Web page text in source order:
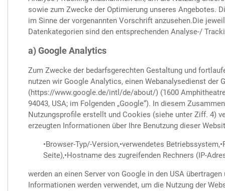
sowie zum Zwecke der Optimierung unseres Angebotes.
im Sinne der vorgenannten Vorschrift anzusehen.Die
Datenkategorien sind den entsprechenden Analyse-/
a) Google Analytics
Zum Zwecke der bedarfsgerechten Gestaltung und
nutzen wir Google Analytics, einen Webanalysedienst der
(https://www.google.de/intl/de/about/) (1600
94043, USA; im Folgenden „Google“). In diesem
Nutzungsprofile erstellt und Cookies (siehe unter Ziff. 4)
erzeugten Informationen über Ihre Benutzung dieser
•Browser-Typ/-Version,•verwendetes
Seite),•Hostname des zugreifenden Rechners (IP-
werden an einen Server von Google in den USA
Informationen werden verwendet, um die Nutzung der